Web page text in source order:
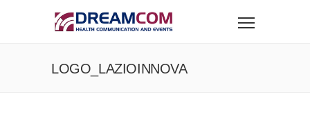
LOGO_LAZIOINNOVA